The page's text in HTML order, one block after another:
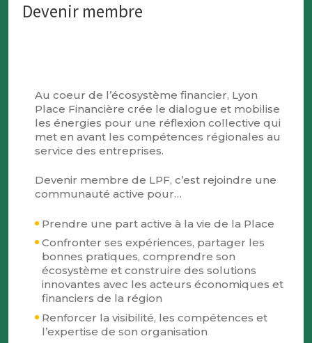
Devenir membre
Au coeur de l’écosystème financier, Lyon
Place Financière crée le dialogue et mobilise
les énergies pour une réflexion collective qui
met en avant les compétences régionales au
service des entreprises.
Devenir membre de LPF, c’est rejoindre une
communauté active pour…
Prendre une part active à la vie de la Place
Confronter ses expériences, partager les
bonnes pratiques, comprendre son
écosystème et construire des solutions
innovantes avec les acteurs économiques et
financiers de la région
Renforcer la visibilité, les compétences et
l’expertise de son organisation